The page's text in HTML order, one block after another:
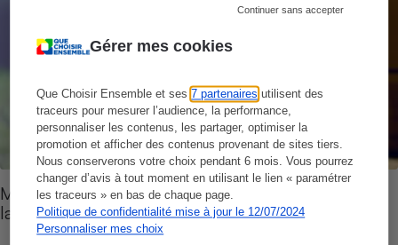
Gérer mes cookies
Que Choisir Ensemble et ses7 partenaires utilisent des
traceurs pour mesurer l’audience, la performance,
personnaliser les contenus, les partager, optimiser la
promotion et afficher des contenus provenant de sites tiers.
Nous conserverons votre choix pendant 6 mois. Vous pourrez
changer d’avis à tout moment en utilisant le lien « paramétrer
les traceurs » en bas de chaque page.
Politique de confidentialité mise à jour le 12/07/2024
Personnaliser mes choix
Continuer sans accepter
Mortalité des abeilles - L’agriculture intensive sur
la sellette